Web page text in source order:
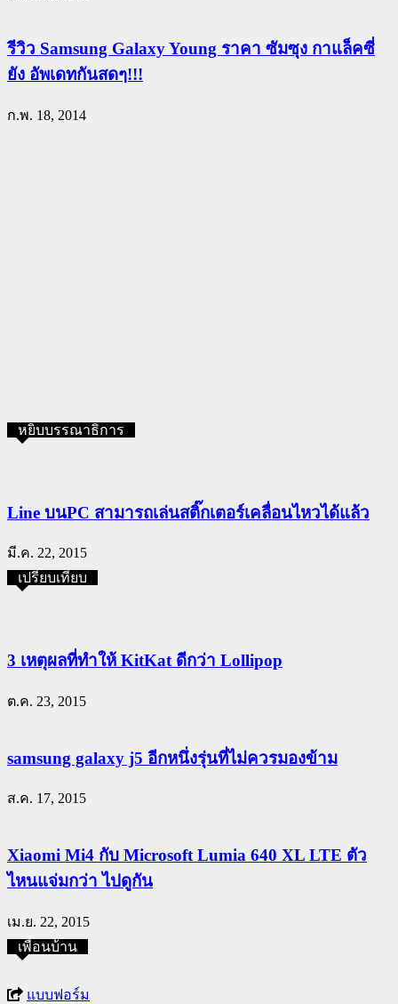
รีวิว Samsung Galaxy Young ราคา ซัมซุง กาแล็คซี่
ยัง อัพเดทกันสดๆ!!!
ก.พ. 18, 2014
หยิบบรรณาธิการ
Line บนPC สามารถเล่นสติ๊กเตอร์เคลื่อนไหวได้แล้ว
มี.ค. 22, 2015
เปรียบเทียบ
3 เหตุผลที่ทำให้ KitKat ดีกว่า Lollipop
ต.ค. 23, 2015
samsung galaxy j5 อีกหนึ่งรุ่นที่ไม่ควรมองข้าม
ส.ค. 17, 2015
Xiaomi Mi4 กับ Microsoft Lumia 640 XL LTE ตัว
ไหนแจ่มกว่า ไปดูกัน
เม.ย. 22, 2015
เพื่อนบ้าน
แบบฟอร์ม